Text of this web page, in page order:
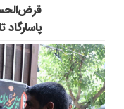
پاسارگاد